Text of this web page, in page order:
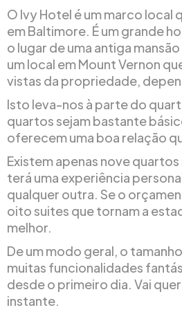
O Ivy Hotel é um marco local
em Baltimore. É um grande
o lugar de uma antiga
um local em Mount Vernon
vistas da propriedade,
Isto leva-nos à parte do
quartos sejam bastante
oferecem uma boa relação
Existem apenas nove
terá uma experiência
qualquer outra. Se o
oito suites que tornam a
melhor.
De um modo geral, o
muitas funcionalidades
desde o primeiro dia. Vai
instante.